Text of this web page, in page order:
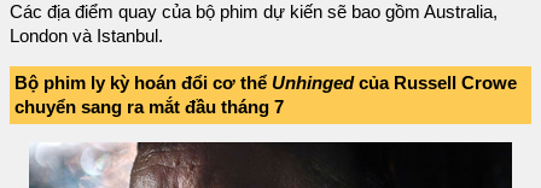
Các địa điểm quay của bộ phim dự kiến sẽ bao gồm Australia,
London và Istanbul.
Bộ phim ly kỳ hoán đổi cơ thể Unhingedcủa Russell Crowe
chuyển sang ra mắt đầu tháng 7